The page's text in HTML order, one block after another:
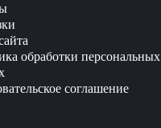
обработки персональных
соглашение